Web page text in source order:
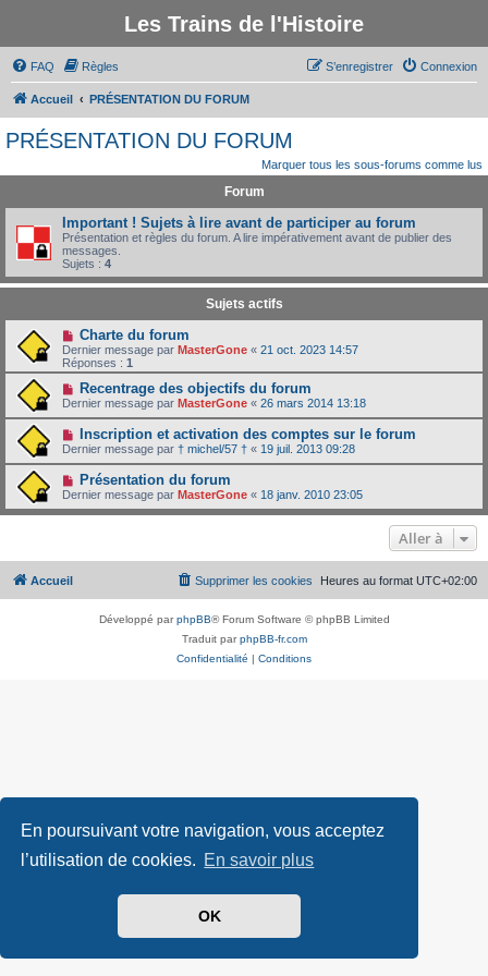
En poursuivant votre navigation, vous acceptez
l’utilisation de cookies. En savoir plus
OK
Les Trains de l'Histoire
FAQ Règles Connexion
S’enregistrer
Accueil PRÉSENTATION DU FORUM
PRÉSENTATION DU FORUM
Marquer tous les sous-forums comme lus
Forum
Important ! Sujets à lire avant de participer au forum
Présentation et règles du forum. A lire impérativement avant de publier des
messages.
Sujets : 4
Sujets actifs
Charte du forum
Dernier message par MasterGone « 21 oct. 2023 14:57
Réponses : 1
Recentrage des objectifs du forum
Dernier message par MasterGone « 26 mars 2014 13:18
Inscription et activation des comptes sur le forum
Dernier message par † michel/57 † « 19 juil. 2013 09:28
Présentation du forum
Dernier message par MasterGone « 18 janv. 2010 23:05
Aller à
Accueil Heures au format UTC+02:00
Supprimer les cookies
Développé parphpBB® Forum Software © phpBB Limited
Traduit parphpBB-fr.com
Confidentialité | Conditions